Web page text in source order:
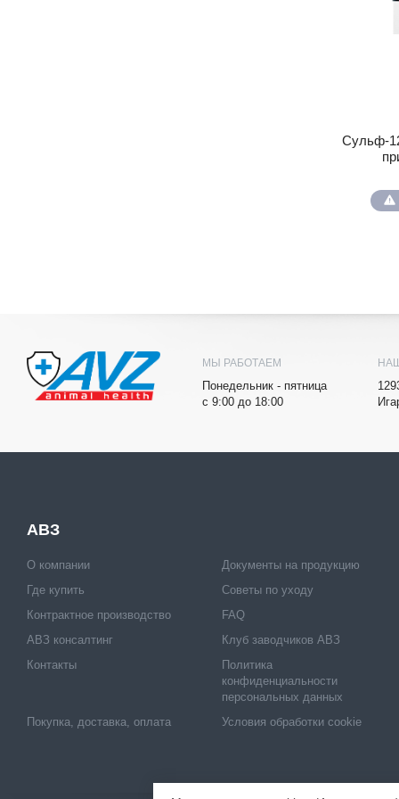
Сульф-
МЫ РАБОТАЕМ
Понедельник - пятница
с 9:00 до 18:00
АВЗ
О компании
Где купить
Контрактное производство
АВЗ консалтинг
Документы на продукцию
Советы по уходу
FAQ
Клуб заводчиков АВЗ
Контакты
Политика
конфиденциальности
персональных данных
Покупка, доставка, оплата
Условия обработки cookie